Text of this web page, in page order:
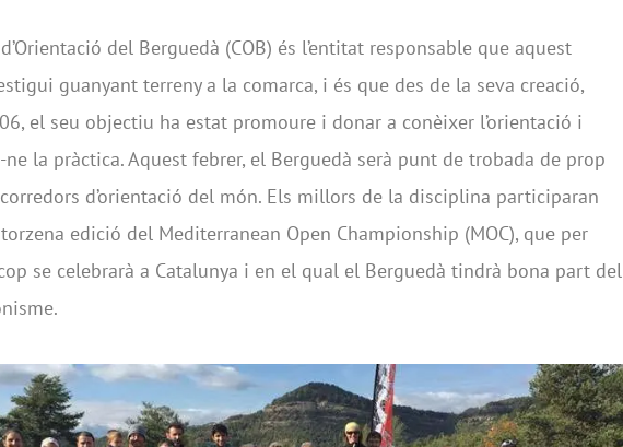
del Berguedà (COB) és l’entitat responsable que aquest
guanyant terreny a la comarca, i és que des de la seva creació,
el seu objectiu ha estat promoure i donar a conèixer l’orientació i
la pràctica. Aquest febrer, el Berguedà serà punt de trobada de prop
d’orientació del món. Els millors de la disciplina participaran
edició del Mediterranean Open Championship (MOC), que per
se celebrarà a Catalunya i en el qual el Berguedà tindrà bona part del